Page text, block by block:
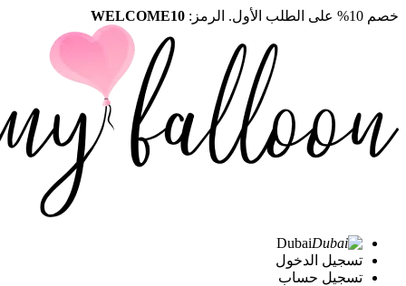
خصم 10% على الطلب الأول. الرمز: WELCOME10
Dubai
تسجيل الدخول
تسجيل حساب